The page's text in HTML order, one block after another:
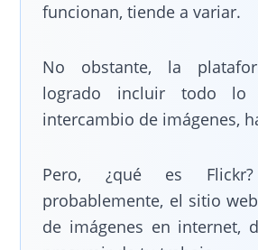
funcionan, tiende a variar.
No obstante, la
logrado incluir todo lo
intercambio de imágenes,
Pero, ¿qué es
probablemente, el sitio
de imágenes en internet,